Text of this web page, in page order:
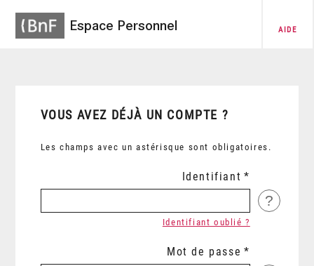
Espace Personnel AIDE
VOUS AVEZ DÉJÀ UN COMPTE ?
Les champs avec un astérisque sont obligatoires.
Identifiant
?
Identifiant oublié ?
Mot de passe